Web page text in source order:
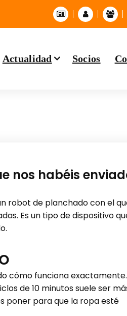
Actualidad Socios
nos habéis
robot de planchado con el
Es un tipo de dispositivo
cómo funciona
de 10 minutos suele ser
poner para que la ropa esté